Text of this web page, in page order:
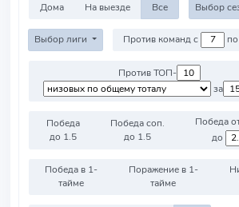
Дома На выезде Все Выбор
Выбор лиги Против команд с по
Против ТОП-
за
Победа
до 1.5
Победа соп.
до 1.5
до
Победа в 1-
тайме
Поражение в 1-
тайме